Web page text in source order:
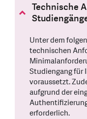
Technische
Unter dem
technischen
Studiengang für
voraussetzt.
aufgrund der
erforderlich.